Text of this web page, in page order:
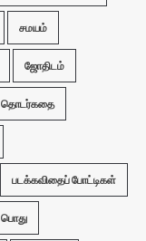
சமயம்
ஜோதிடம்
தொடர்கதை
படக்கவிதைப் போட்டிகள்
பொது